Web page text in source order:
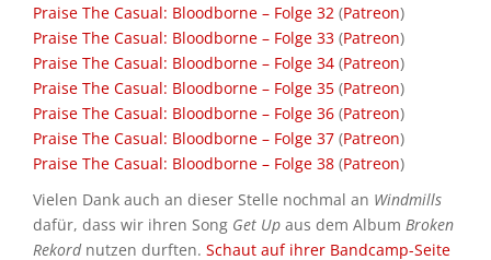
Praise The Casual: Bloodborne – Folge 32 (Patreon)
Praise The Casual: Bloodborne – Folge 33 (Patreon)
Praise The Casual: Bloodborne – Folge 34 (Patreon)
Praise The Casual: Bloodborne – Folge 35 (Patreon)
Praise The Casual: Bloodborne – Folge 36 (Patreon)
Praise The Casual: Bloodborne – Folge 37 (Patreon)
Praise The Casual: Bloodborne – Folge 38 (Patreon)
Vielen Dank auch an dieser Stelle nochmal an Windmills
dafür, dass wir ihren Song Get Up aus dem Album Broken
Rekordnutzen durften. Schaut auf ihrer Bandcamp-Seite